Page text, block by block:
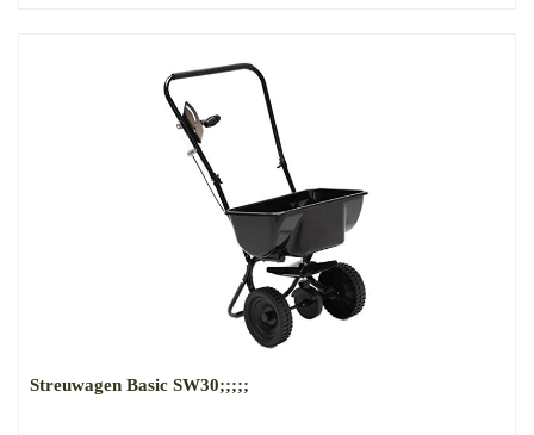
Streuwagen Basic SW30;;;;;